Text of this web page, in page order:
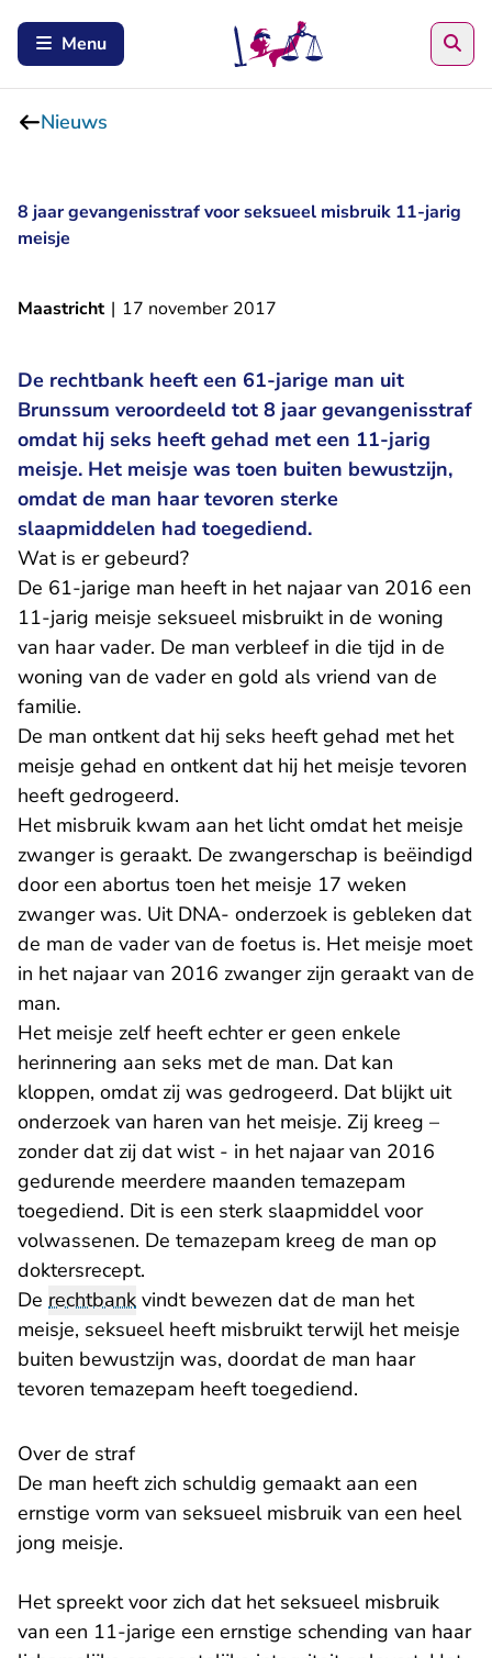
Menu
Nieuws
8 jaar gevangenisstraf voor seksueel misbruik 11-jarig
meisje
Maastricht | 17 november 2017
De rechtbank heeft een 61-jarige man uit
Brunssum veroordeeld tot 8 jaar gevangenisstraf
omdat hij seks heeft gehad met een 11-jarig
meisje. Het meisje was toen buiten bewustzijn,
omdat de man haar tevoren sterke
slaapmiddelen had toegediend.
Wat is er gebeurd?
De 61-jarige man heeft in het najaar van 2016 een
11-jarig meisje seksueel misbruikt in de woning
van haar vader. De man verbleef in die tijd in de
woning van de vader en gold als vriend van de
familie.
De man ontkent dat hij seks heeft gehad met het
meisje gehad en ontkent dat hij het meisje tevoren
heeft gedrogeerd.
Het misbruik kwam aan het licht omdat het meisje
zwanger is geraakt. De zwangerschap is beëindigd
door een abortus toen het meisje 17 weken
zwanger was. Uit DNA- onderzoek is gebleken dat
de man de vader van de foetus is. Het meisje moet
in het najaar van 2016 zwanger zijn geraakt van de
man.
Het meisje zelf heeft echter er geen enkele
herinnering aan seks met de man. Dat kan
kloppen, omdat zij was gedrogeerd. Dat blijkt uit
onderzoek van haren van het meisje. Zij kreeg –
zonder dat zij dat wist - in het najaar van 2016
gedurende meerdere maanden temazepam
toegediend. Dit is een sterk slaapmiddel voor
volwassenen. De temazepam kreeg de man op
doktersrecept.
De rechtbank vindt bewezen dat de man het
meisje, seksueel heeft misbruikt terwijl het meisje
buiten bewustzijn was, doordat de man haar
tevoren temazepam heeft toegediend.
Over de straf
De man heeft zich schuldig gemaakt aan een
ernstige vorm van seksueel misbruik van een heel
jong meisje.
Het spreekt voor zich dat het seksueel misbruik
van een 11-jarige een ernstige schending van haar